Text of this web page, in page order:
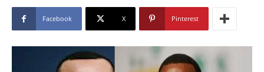
Facebook X Pinterest